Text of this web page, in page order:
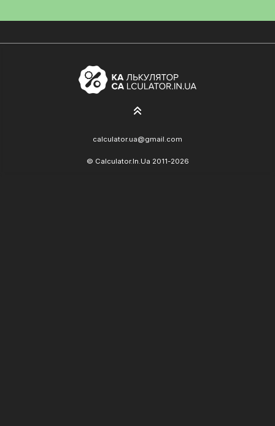
calculator.ua@gmail.com
© Calculator.In.Ua 2011-2026